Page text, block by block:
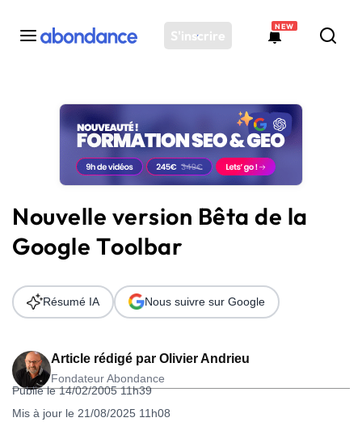
S'inscrire
NEW
Toutes les actus
Actus SEO
Plateforme
Solutions
Ressources
Audit SEO
Nouvelle version Bêta de la
Google Toolbar
Article rédigé par Olivier Andrieu
Fondateur Abondance
Publié le 14/02/2005 11h39
Mis à jour le 21/08/2025 11h08
Résumé IA Nous suivre sur Google